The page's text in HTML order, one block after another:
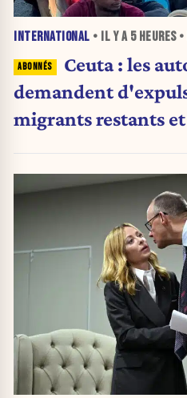
INTERNATIONAL • IL Y A 5 HEURES•
Ceuta : les
demandent
migrants restants